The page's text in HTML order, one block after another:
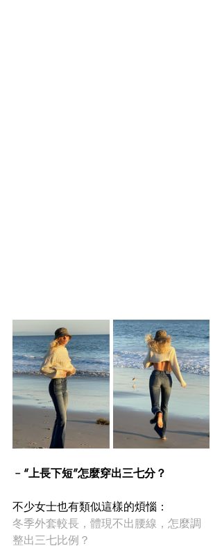
﹣“上長下短”怎麼穿出三七分？
不少女士也有類似這樣的煩惱：
冬季外套較長，體現不出腰線，怎麼調
整出三七比例？